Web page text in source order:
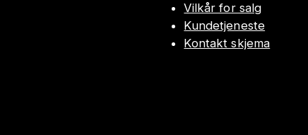
Vilkår for salg
Kundetjeneste
Kontakt skjema